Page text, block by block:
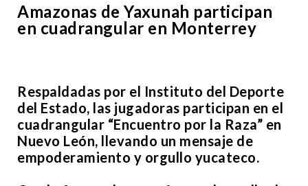
Amazonas de Yaxunah participan
en cuadrangular en Monterrey
Respaldadas por el Instituto del Deporte
del Estado, las jugadoras participan en el
cuadrangular “Encuentro por la Raza” en
Nuevo León, llevando un mensaje de
empoderamiento y orgullo yucateco.